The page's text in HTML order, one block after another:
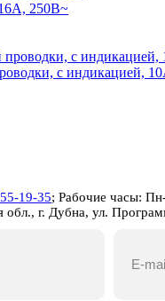
250В~
с индикацией,
19-35; Рабочие часы:
г. Дубна, ул.